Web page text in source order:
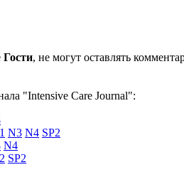
Гости, не могут оставлять
"Intensive Care Journal":
N3 N4 SP2
N4
SP2